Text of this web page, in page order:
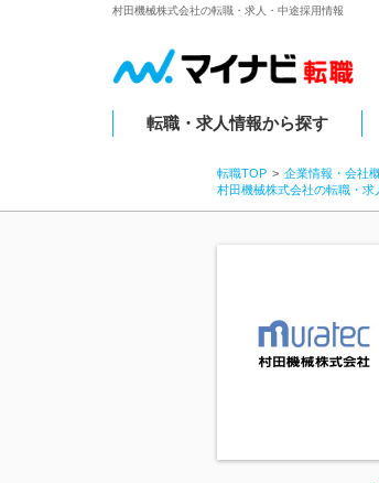
村田機械株式会社の転職・求人・中途採用情報
転職・求人情報から探す
転職TOP 企業情報・会社
村田機械株式会社の転職・求